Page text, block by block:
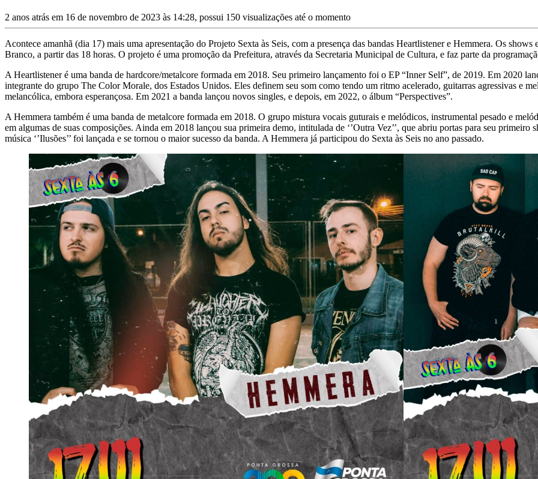
2 anos atrás em 16 de novembro de 2023 às 14:28, possui 150 visualizações até o momento
Acontece amanhã (dia 17) mais uma apresentação do Projeto Sexta às Seis, com a presença das bandas Heartlistener e Hemmera. Os
Branco, a partir das 18 horas. O projeto é uma promoção da Prefeitura, através da Secretaria Municipal de Cultura, e faz parte da
A Heartlistener é uma banda de hardcore/metalcore formada em 2018. Seu primeiro lançamento foi o EP “Inner Self”, de 2019. Em 2020
integrante do grupo The Color Morale, dos Estados Unidos. Eles definem seu som como tendo um ritmo acelerado, guitarras agressivas e
melancólica, embora esperançosa. Em 2021 a banda lançou novos singles, e depois, em 2022, o álbum “Perspectives”.
A Hemmera também é uma banda de metalcore formada em 2018. O grupo mistura vocais guturais e melódicos, instrumental pesado e
em algumas de suas composições. Ainda em 2018 lançou sua primeira demo, intitulada de ‘’Outra Vez’’, que abriu portas para seu
música ‘’Ilusões’’ foi lançada e se tornou o maior sucesso da banda. A Hemmera já participou do Sexta às Seis no ano passado.